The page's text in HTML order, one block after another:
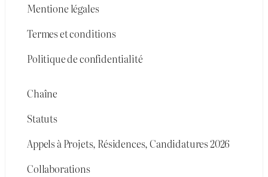
Mentione légales
Termes et conditions
Politique de confidentialité
Chaîne
Statuts
Appels à Projets, Résidences, Candidatures 2026
Collaborations